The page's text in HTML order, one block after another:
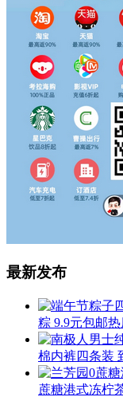
最新发布
粽 9.9元包邮热
棉内裤四条装
蔗糖港式冻柠